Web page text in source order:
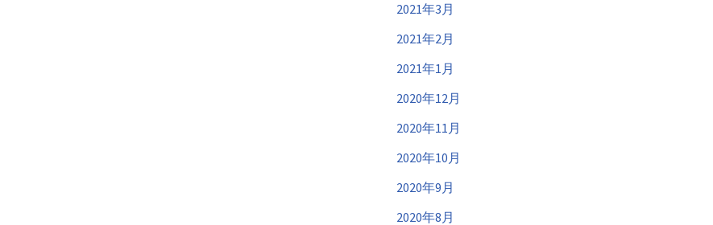
2021年3月
2021年2月
2021年1月
2020年12月
2020年11月
2020年10月
2020年9月
2020年8月